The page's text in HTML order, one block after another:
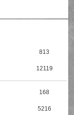
813
12119
168
5216